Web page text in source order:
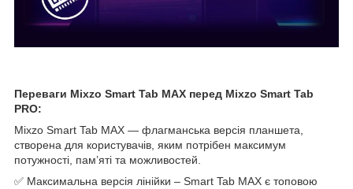
Переваги Mixzo Smart Tab MAX перед Mixzo Smart Tab
PRO:
Mixzo Smart Tab MAX — флагманська версія планшета,
створена для користувачів, яким потрібен максимум
потужності, пам’яті та можливостей.
✅ Максимальна версія лінійки – Smart Tab MAX є топовою